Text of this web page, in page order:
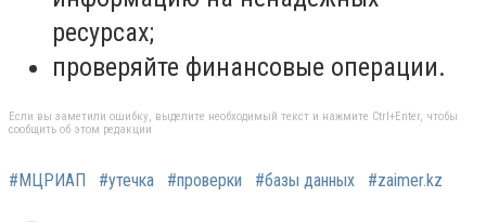
ресурсах;
проверяйте финансовые операции.
Если вы заметили ошибку, выделите необходимый текст и нажмите Ctrl+Enter, чтобы
сообщить об этом редакции
#МЦРИАП #утечка #проверки #базы данных #zaimer.kz